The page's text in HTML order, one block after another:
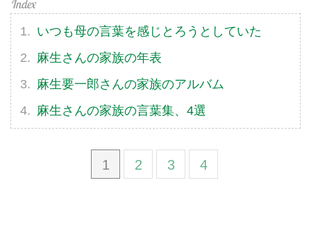
いつも母の言葉を感じとろうとしていた
麻生さんの家族の年表
麻生要一郎さんの家族のアルバム
麻生さんの家族の言葉集、4選
1 2 3 4